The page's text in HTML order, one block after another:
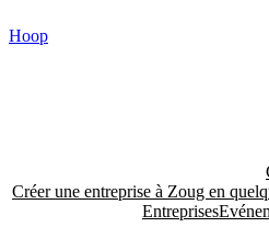
to
Hoop
Créer une entreprise à Zoug en
Entreprises